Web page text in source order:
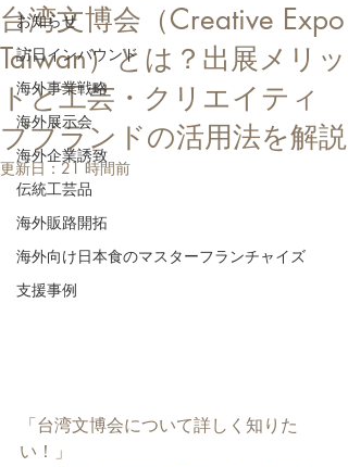
お知らせ
訪日インバウンド
海外事業戦略
海外展示会
海外企業誘致
伝統工芸品
海外販路開拓
海外向け日本食のマスターフランチャイズ
支援事例
台湾文博会（Creative Expo
Taiwan）とは？出展メリッ
トと工芸・クリエイティ
ブブランドの活用法を解説
更新日：21 時間前
「台湾文博会について詳しく知りた
い！」